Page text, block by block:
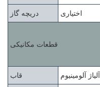
دریچه گاز اختیاری
قطعات مکانیکی
قاب آلیاژ آلومینیوم